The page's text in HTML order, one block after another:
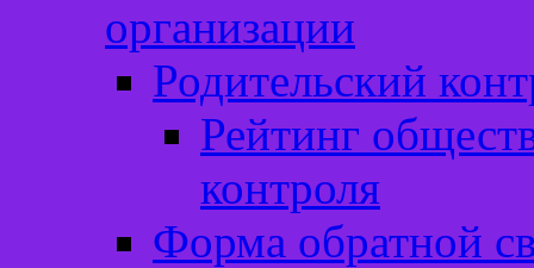
организации
Родительский
Рейтинг
контроля
Форма обратной